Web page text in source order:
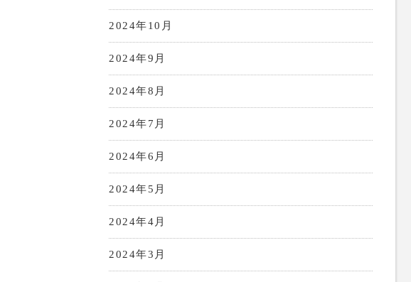
2024年10月
2024年9月
2024年8月
2024年7月
2024年6月
2024年5月
2024年4月
2024年3月